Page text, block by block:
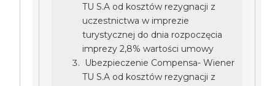
TU S.A od kosztów rezygnacji z
uczestnictwa w imprezie
turystycznej do dnia rozpoczęcia
imprezy 2,8% wartości umowy
Ubezpieczenie Compensa- Wiener
TU S.A od kosztów rezygnacji z